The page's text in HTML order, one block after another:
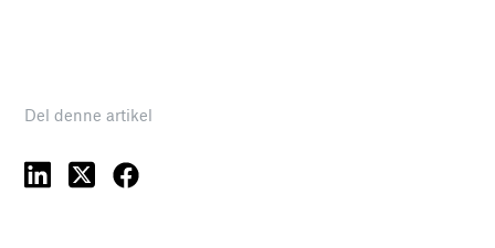
Del denne artikel